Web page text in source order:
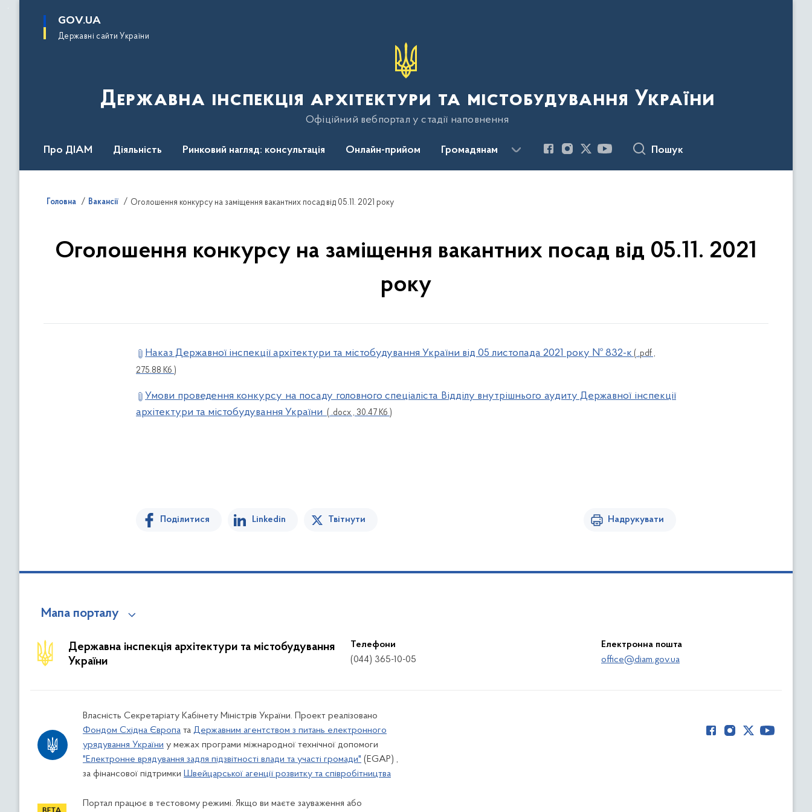
основного
GOV.UA
Державні сайти України
Державна інспекція архітектури та містобудування України
Офіційний вебпортал у стадії наповнення
Про ДІАМ Діяльність Ринковий нагляд: консультація Онлайн-прийом Громадянам Пошук
Головна Вакансії Оголошення конкурсу на заміщення вакантних посад від 05.11. 2021 року
Оголошення конкурсу на заміщення вакантних посад від 05.11. 2021
року
Наказ Державної інспекції архітектури та містобудування України від 05 листопада 2021 року № 832-к ( .pdf ,
275.88 Кб )
Умови проведення конкурсу на посаду головного спеціаліста Відділу внутрішнього аудиту Державної інспекції
архітектури та містобудування України ( .docx , 30.47 Кб )
Поділитися Linkedin Твітнути Надрукувати
Мапа порталу
Державна інспекція архітектури та містобудування
України
Телефони
(044) 365-10-05
Електронна пошта
office@diam.gov.ua
Власність Секретаріату Кабінету Міністрів України. Проект реалізовано
Фондом Східна Європа та Державним агентством з питань електронного
урядування України у межах програми міжнародної технічної допомоги
"Електронне врядування задля підзвітності влади та участі громади" (EGAP) ,
за фінансової підтримки Швейцарської агенції розвитку та співробітництва
Портал працює в тестовому режимі. Якщо ви маєте зауваження або